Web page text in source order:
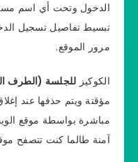
الدخول وتحت أي اسم
تبسيط تفاصيل تسجيل
مرور الموقع.
الكوكيز للجلسة (الطرف
مؤقتة ويتم حذفها عند
مباشرة بواسطة موقع
آمنة طالما كنت تتصفح